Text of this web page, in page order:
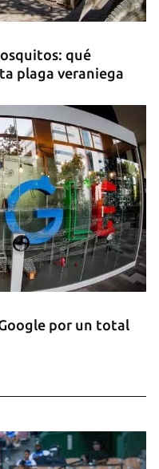
qué
plaga veraniega
por un total